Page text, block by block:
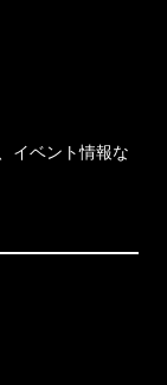
イベント情報な